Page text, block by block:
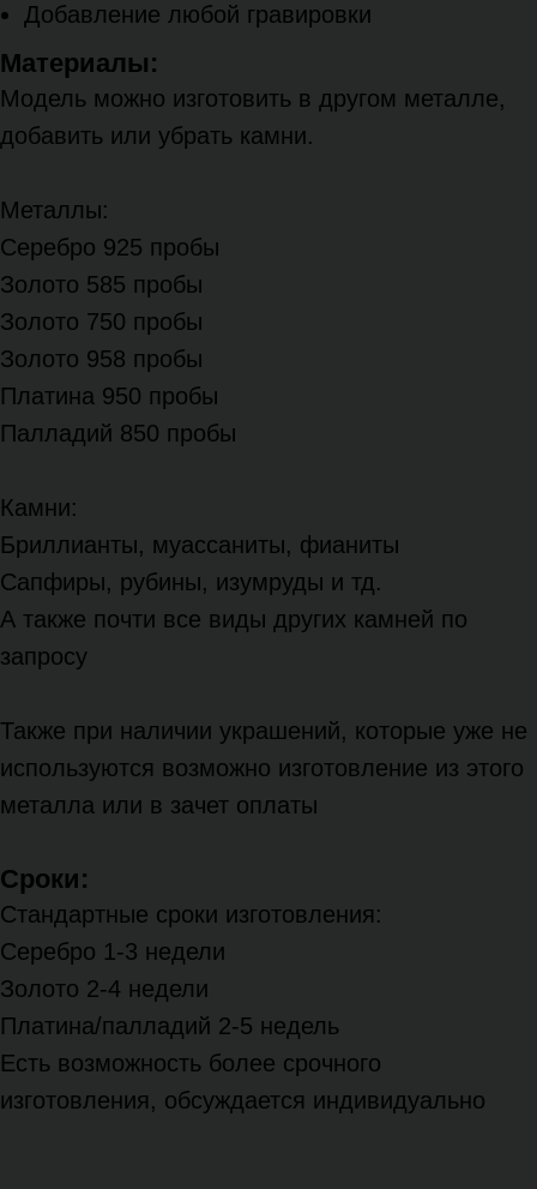
Добавление любой гравировки
Материалы:
Модель можно изготовить в другом металле,
добавить или убрать камни.
Металлы:
Серебро 925 пробы
Золото 585 пробы
Золото 750 пробы
Золото 958 пробы
Платина 950 пробы
Палладий 850 пробы
Камни:
Бриллианты, муассаниты, фианиты
Сапфиры, рубины, изумруды и тд.
А также почти все виды других камней по
запросу
Также при наличии украшений, которые уже не
используются возможно изготовление из этого
металла или в зачет оплаты
Сроки:
Стандартные сроки изготовления:
Серебро 1-3 недели
Золото 2-4 недели
Платина/палладий 2-5 недель
Есть возможность более срочного
изготовления, обсуждается индивидуально